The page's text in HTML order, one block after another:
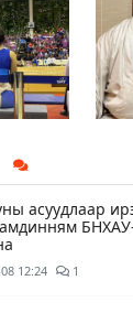
асуудлаар
12:24 1